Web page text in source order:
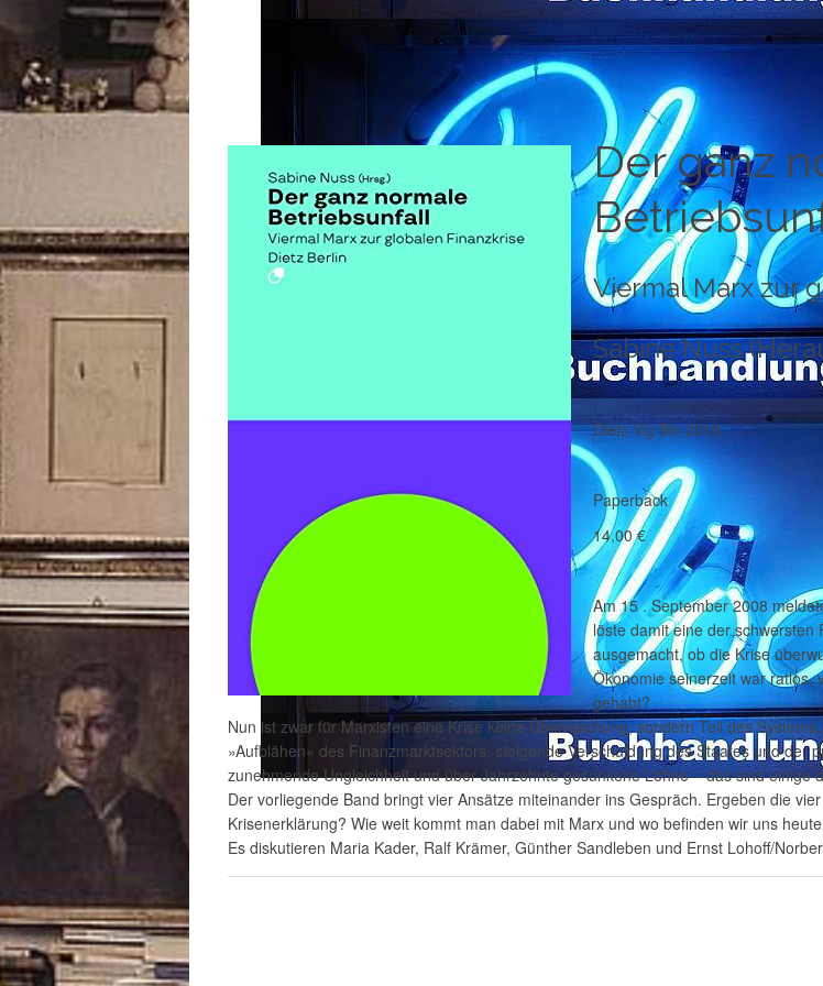
Der ganz
Viermal Marx zur
Sabine Nuss
Dietz Vlg Bln 2018
Paperback
14,00 €
Am 15 . September 2008
löste damit eine der
ausgemacht, ob die Krise
Ökonomie seinerzeit war ratlos,
gehabt?
Nun ist zwar für Marxisten eine Krise keine Überraschung, sondern Teil des
»Aufblähen« des Finanzmarktsektors, steigende Verschuldung des Staates und der
zunehmende Ungleichheit und über Jahrzehnte gesunkene Löhne – das sind
Der vorliegende Band bringt vier Ansätze miteinander ins Gespräch. Ergeben die
Krisenerklärung? Wie weit kommt man dabei mit Marx und wo befinden wir uns
Es diskutieren Maria Kader, Ralf Krämer, Günther Sandleben und Ernst Lohoff/